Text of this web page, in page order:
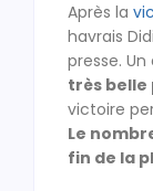
Après la
havrais
presse.
très belle
victoire
Le
fin de la